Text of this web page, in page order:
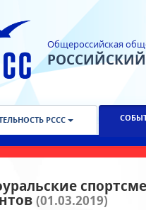
Общероссийская
РССС
(01.03.2019)